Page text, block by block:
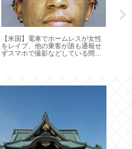
【米国】電車でホームレスが女性
をレイプ、他の乗客が誰も通報せ
ずスマホで撮影などしている間に